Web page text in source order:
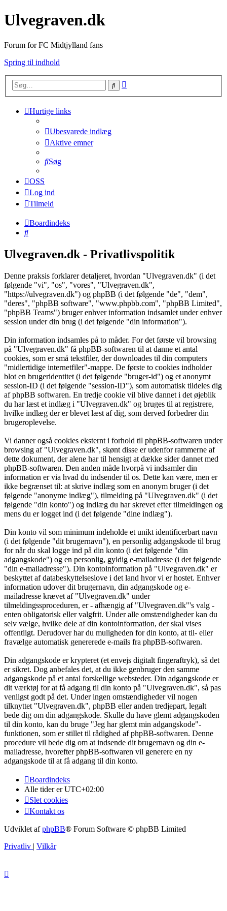
Ulvegraven.dk
Forum for FC Midtjylland fans
Spring til indhold
Søg
Hurtige links
Ubesvarede indlæg
Aktive emner
Søg
OSS
Log ind
Tilmeld
Boardindeks
Søg
Ulvegraven.dk - Privatlivspolitik
Denne praksis forklarer detaljeret, hvordan "Ulvegraven.dk" (i det
følgende "vi", "os", "vores", "Ulvegraven.dk",
"https://ulvegraven.dk") og phpBB (i det følgende "de", "dem",
"deres", "phpBB software", "www.phpbb.com", "phpBB Limited",
"phpBB Teams") bruger enhver information indsamlet under enhver
session under din brug (i det følgende "din information").
Din information indsamles på to måder. For det første vil browsing
på "Ulvegraven.dk" få phpBB-softwaren til at danne et antal
cookies, som er små tekstfiler, der downloades til din computers
"midlertidige internetfiler"-mappe. De første to cookies indholder
blot en brugeridentitet (i det følgende "bruger-id") og et anonymt
session-ID (i det følgende "session-ID"), som automatisk tildeles dig
af phpBB softwaren. En tredje cookie vil blive dannet i det øjeblik
du har læst et indlæg i "Ulvegraven.dk" og bruges til at registrere,
hvilke indlæg der er blevet læst af dig, som derved forbedrer din
brugeroplevelse.
Vi danner også cookies eksternt i forhold til phpBB-softwaren under
browsing af "Ulvegraven.dk", skønt disse er udenfor rammerne af
dette dokument, der alene har til hensigt at dække sider dannet med
phpBB-softwaren. Den anden måde hvorpå vi indsamler din
information er via hvad du indsender til os. Dette kan være, men er
ikke begrænset til: at skrive indlæg som en anonym bruger (i det
følgende "anonyme indlæg"), tilmelding på "Ulvegraven.dk" (i det
følgende "din konto") og indlæg du har skrevet efter tilmeldingen og
mens du er logget ind (i det følgende "dine indlæg").
Din konto vil som minimum indeholde et unikt identificerbart navn
(i det følgende "dit brugernavn"), en personlig adgangskode til brug
for når du skal logge ind på din konto (i det følgende "din
adgangskode") og en personlig, gyldig e-mailadresse (i det følgende
"din e-mailadresse"). Din kontoinformation på "Ulvegraven.dk" er
beskyttet af databeskyttelseslove i det land hvor vi er hostet. Enhver
information udover dit brugernavn, din adgangskode og e-
mailadresse krævet af "Ulvegraven.dk" under
tilmeldingssproceduren, er - afhængig af "Ulvegraven.dk"'s valg -
enten obligatorisk eller valgfrit. Under alle omstændigheder kan du
selv vælge, hvilke dele af din kontoinformation, der skal vises
offentligt. Derudover har du muligheden for din konto, at til- eller
fravælge automatisk genererede e-mails fra phpBB-softwaren.
Din adgangskode er krypteret (et envejs digitalt fingeraftryk), så det
er sikret. Dog anbefales det, at du ikke genbruger den samme
adgangskode på et antal forskellige websteder. Din adgangskode er
dit værktøj for at få adgang til din konto på "Ulvegraven.dk", så pas
venligst godt på det. Under ingen omstændigheder vil nogen
tilknyttet "Ulvegraven.dk", phpBB eller anden tredjepart, legalt
bede dig om din adgangskode. Skulle du have glemt adgangskoden
til din konto, kan du bruge "Jeg har glemt min adgangskode"-
funktionen, som er stillet til rådighed af phpBB-softwaren. Denne
procedure vil bede dig om at indsende dit brugernavn og din e-
mailadresse, hvorefter phpBB-softwaren vil generere en ny
adgangskode til at få adgang til din konto.
Boardindeks
Alle tider erUTC+02:00
Slet cookies
Kontakt os
Udviklet afphpBB® Forum Software © phpBB Limited
Privatliv | Vilkår